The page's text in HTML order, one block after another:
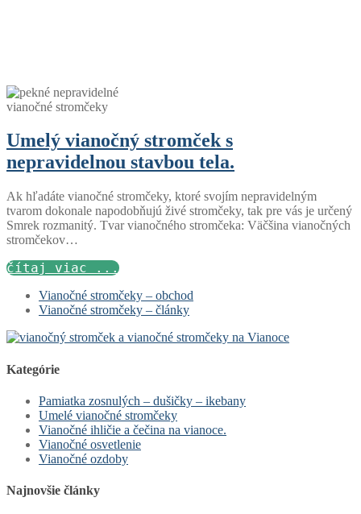
Umelý vianočný stromček s
nepravidelnou stavbou tela.
Ak hľadáte vianočné stromčeky, ktoré svojím nepravidelným
tvarom dokonale napodobňujú živé stromčeky, tak pre vás je určený
Smrek rozmanitý. Tvar vianočného stromčeka: Väčšina vianočných
stromčekov…
čítaj viac ...
Vianočné stromčeky – obchod
Vianočné stromčeky – články
Kategórie
Pamiatka zosnulých – dušičky – ikebany
Umelé vianočné stromčeky
Vianočné ihličie a čečina na vianoce.
Vianočné osvetlenie
Vianočné ozdoby
Najnovšie články